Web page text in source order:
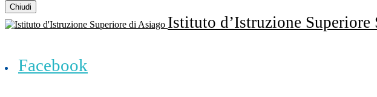
Chiudi
Istituto d’Istruzione Superiore
Facebook